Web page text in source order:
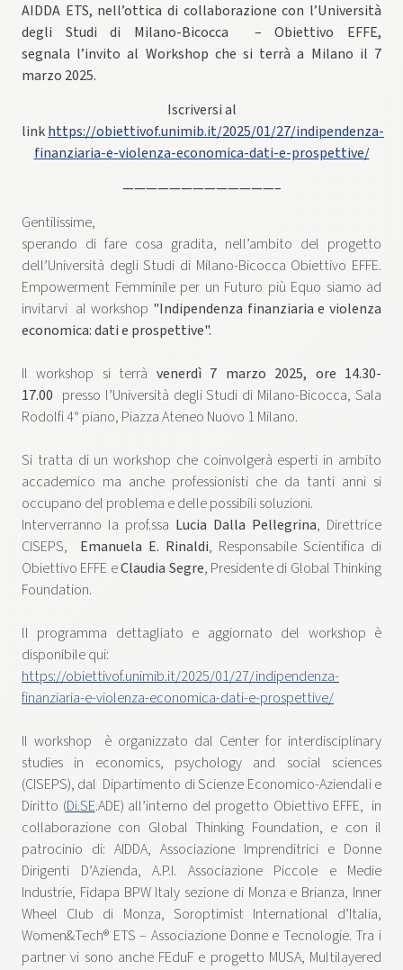
AIDDA ETS, nell’ottica di collaborazione con l’Università
degli Studi di Milano-Bicocca – Obiettivo EFFE,
segnala l’invito al Workshop che si terrà a Milano il 7
marzo 2025.
Iscriversi al
linkhttps://obiettivof.unimib.it/2025/01/27/indipendenza-
finanziaria-e-violenza-economica-dati-e-prospettive/
—————————————–
Gentilissime,
sperando di fare cosa gradita, nell’ambito del progetto
dell’Università degli Studi di Milano-Bicocca Obiettivo EFFE.
Empowerment Femminile per un Futuro più Equo siamo ad
invitarvi al workshop "Indipendenza finanziaria e violenza
economica: dati e prospettive".
Il workshop si terrà venerdì 7 marzo 2025, ore 14.30-
17.00 presso l’Università degli Studi di Milano-Bicocca, Sala
Rodolfi 4° piano, Piazza Ateneo Nuovo 1 Milano.
Si tratta di un workshop che coinvolgerà esperti in ambito
accademico ma anche professionisti che da tanti anni si
occupano del problema e delle possibili soluzioni.
Interverranno la prof.ssa Lucia Dalla Pellegrina, Direttrice
CISEPS, Emanuela E. Rinaldi, Responsabile Scientifica di
Obiettivo EFFE eClaudia Segre, Presidente di Global Thinking
Foundation.
ll programma dettagliato e aggiornato del workshop è
disponibile qui:
https://obiettivof.unimib.it/2025/01/27/indipendenza-
finanziaria-e-violenza-economica-dati-e-prospettive/
Il workshop è organizzato dal Center for interdisciplinary
studies in economics, psychology and social sciences
(CISEPS), dal Dipartimento di Scienze Economico-Aziendali e
Diritto (Di.SE.ADE) all’interno del progetto Obiettivo EFFE, in
collaborazione con Global Thinking Foundation, e con il
patrocinio di: AIDDA, Associazione Imprenditrici e Donne
Dirigenti D’Azienda, A.P.I. Associazione Piccole e Medie
Industrie, Fidapa BPW Italy sezione di Monza e Brianza, Inner
Wheel Club di Monza, Soroptimist International d’Italia,
Women&Tech® ETS – Associazione Donne e Tecnologie. Tra i
partner vi sono anche FEduF e progetto MUSA, Multilayered